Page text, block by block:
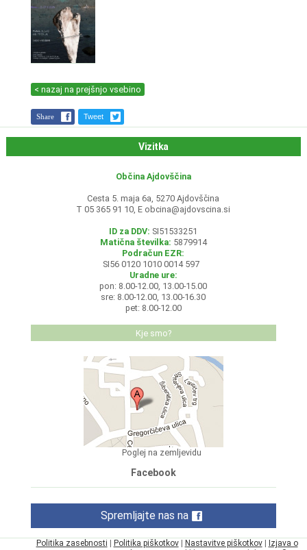
< nazaj na prejšnjo vsebino
Share Tweet
Vizitka
Občina Ajdovščina
Cesta 5. maja 6a, 5270 Ajdovščina
T 05 365 91 10, E obcina@ajdovscina.si
ID za DDV: SI51533251
Matična številka: 5879914
Podračun EZR:
SI56 0120 1010 0014 597
Uradne ure:
pon: 8.00-12.00, 13.00-15.00
sre: 8.00-12.00, 13.00-16.30
pet: 8.00-12.00
Kje smo?
Poglej na zemljevidu
Facebook
Spremljajte nas na
Politika zasebnosti Politika piškotkov| Nastavitve piškotkov|
Izjava o